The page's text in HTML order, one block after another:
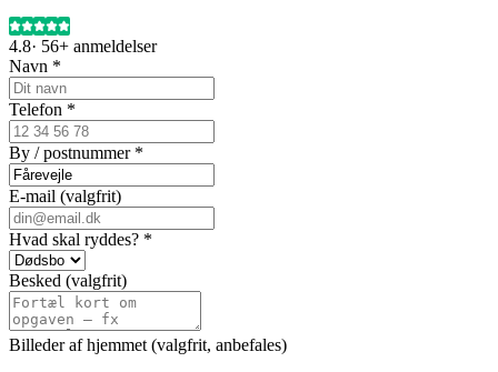
4.8· 56+ anmeldelser
Navn *
Telefon *
By / postnummer *
E-mail (valgfrit)
Hvad skal ryddes? *
Besked (valgfrit)
Billeder af hjemmet (valgfrit, anbefales)